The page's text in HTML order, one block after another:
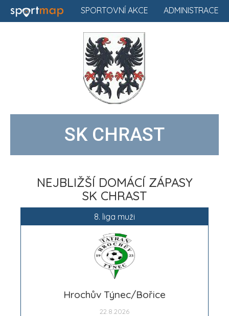
ADMINISTRACE
SPORTOVNÍ AKCE
SK CHRAST
NEJBLIŽŠÍ DOMÁCÍ ZÁPASY
SK CHRAST
8. liga muži
Hrochův Týnec/Bořice
22.8.2026